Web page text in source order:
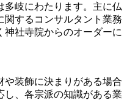
多岐にわたります。主に仏
関するコンサルタント業務
神社寺院からのオーダーに
や装飾に決まりがある場合
し、各宗派の知識がある業